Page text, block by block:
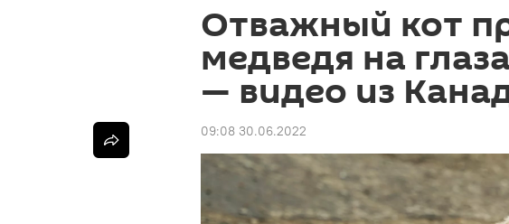
Отважный кот
медведя на
— видео из
09:08 30.06.2022